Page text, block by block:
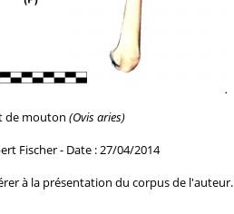
de mouton (Ovis aries)
Fischer - Date : 27/04/2014
à la présentation du corpus de l'auteur.